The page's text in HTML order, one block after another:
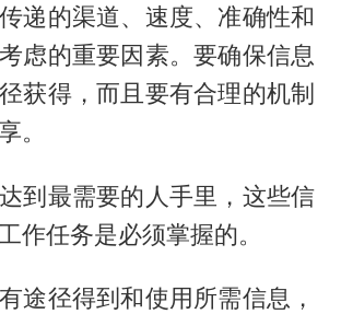
递的渠道、速度、准确性和
虑的重要因素。要确保信息
获得，而且要有合理的机制
。
到最需要的人手里，这些信
作任务是必须掌握的。
途径得到和使用所需信息，